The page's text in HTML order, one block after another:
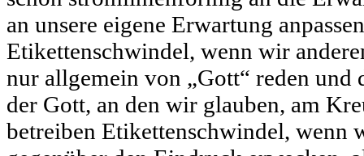
an unsere eigene Erwartung
Etikettenschwindel, wenn wir
nur allgemein von „Gott“ reden und
der Gott, an den wir glauben, am
betreiben Etikettenschwindel, wenn